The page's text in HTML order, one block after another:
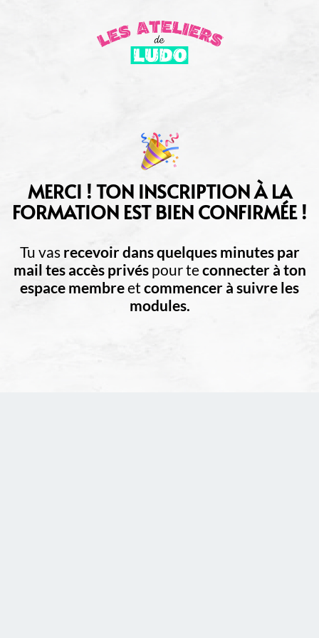
MERCI ! TON INSCRIPTION À LA
FORMATION EST BIEN CONFIRMÉE !
Tu vas recevoir dans quelques minutes par
mail tes accès privéspour teconnecter à ton
espace membreet commencer à suivre les
modules.